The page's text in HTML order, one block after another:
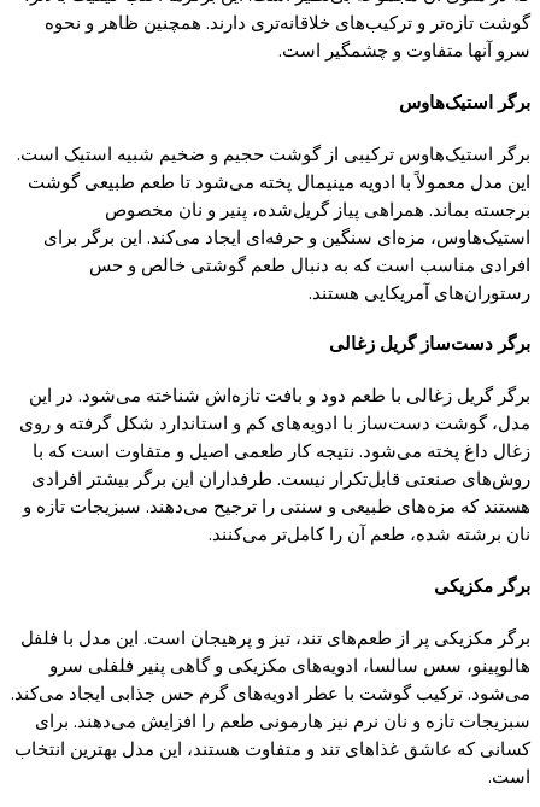
گوشت تازه‌تر و ترکیب‌های خلاقانه‌تری دارند. همچنین ظاهر و نحوه
سرو آنها متفاوت و چشمگیر است.
برگر استیک‌هاوس
برگر استیک‌هاوس ترکیبی ازگوشت حجیم و ضخیم شبیه استیک است.
این مدل معمولاً با ادویه‌ مینیمال پخته می‌شود تا طعم طبیعیگوشت
برجسته بماند. همراهی پیاز گریل‌شده، پنیر و نان مخصوص
استیک‌هاوس، مزه‌ای سنگین و حرفه‌ای ایجاد می‌کند. این برگر برای
افرادی مناسب استکه به دنبال طعمگوشتی خالص و حس
رستوران‌های آمریکایی هستند.
برگر دست‌سازگریل زغالی
برگرگریل زغالی با طعم دود و بافت تازه‌اش شناخته می‌شود. در این
مدل،گوشت دست‌ساز با ادویه‌هایکم و استاندارد شکلگرفته و روی
زغال داغ پخته می‌شود. نتیجهکار طعمی اصیل و متفاوت استکه با
روش‌های صنعتی قابل‌تکرار نیست. طرفداران این برگر بیشتر افرادی
هستندکه مزه‌های طبیعی و سنتی را ترجیح می‌دهند. سبزیجات تازه و
نان برشته شده، طعم آن راکامل‌تر می‌کنند.
برگر مکزیکی
برگر مکزیکی پر از طعم‌های تند، تیز و پرهیجان است. این مدل با فلفل
هالوپینو، سس سالسا، ادویه‌های مکزیکی وگاهی پنیر فلفلی سرو
می‌شود. ترکیبگوشت با عطر ادویه‌هایگرم حس جذابی ایجاد می‌کند.
سبزیجات تازه و نان نرم نیز هارمونی طعم را افزایش می‌دهند. برای
کسانی که عاشق غذاهای تند و متفاوت هستند، این مدل بهترین انتخاب
است.